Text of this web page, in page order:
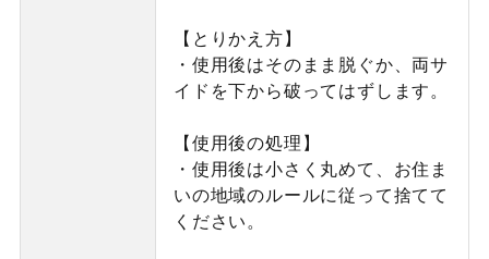
【とりかえ方】
・使用後はそのまま脱ぐか、両サ
イドを下から破ってはずします。
【使用後の処理】
・使用後は小さく丸めて、お住ま
いの地域のルールに従って捨てて
ください。